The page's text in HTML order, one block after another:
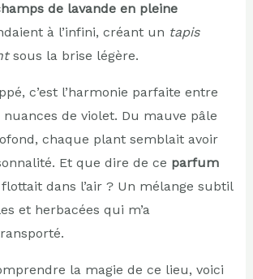
de lavande en pleine
à l’infini, créant un tapis
sous la brise légère.
c’est l’harmonie parfaite entre
de violet. Du mauve pâle
chaque plant semblait avoir
Et que dire de ce parfum
dans l’air ? Un mélange subtil
et herbacées qui m’a
la magie de ce lieu, voici